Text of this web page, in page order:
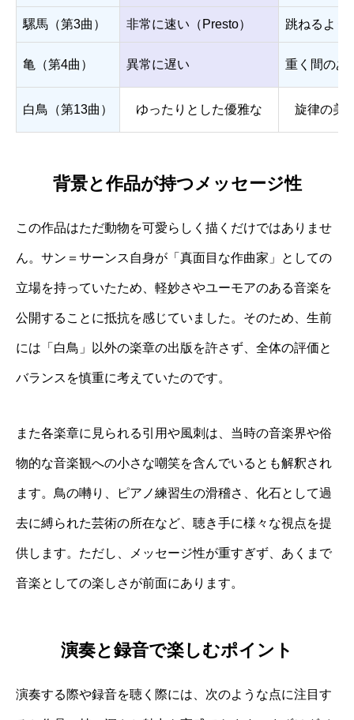
騾馬（第3曲） 非常に速い（Presto） 跳ねるよう
亀（第4曲） 異常に遅い 重く間のあ
白鳥（第13曲） ゆったりとした優雅な 旋律の美
背景と作品が持つメッセージ性
この作品はただ動物を可愛らしく描くだけではありませ
ん。サン＝サーンス自身が「真面目な作曲家」としての
立場を持っていたため、軽妙さやユーモアのある音楽を
公開することに抵抗を感じていました。そのため、生前
には「白鳥」以外の楽章の出版を許さず、全体の評価と
バランスを慎重に考えていたのです。
また各楽章に見られる引用や風刺は、当時の音楽界や俗
物的な音楽観への小さな嘲笑を含んでいるとも解釈され
ます。鳥の囀り、ピアノ練習生の滑稽さ、化石として過
去に縛られた芸術の所在など、聴き手に様々な視点を提
供します。ただし、メッセージ性が重すぎず、あくまで
音楽としての楽しさが前面にあります。
演奏と録音で楽しむポイント
演奏する際や録音を聴く際には、次のような点に注目す